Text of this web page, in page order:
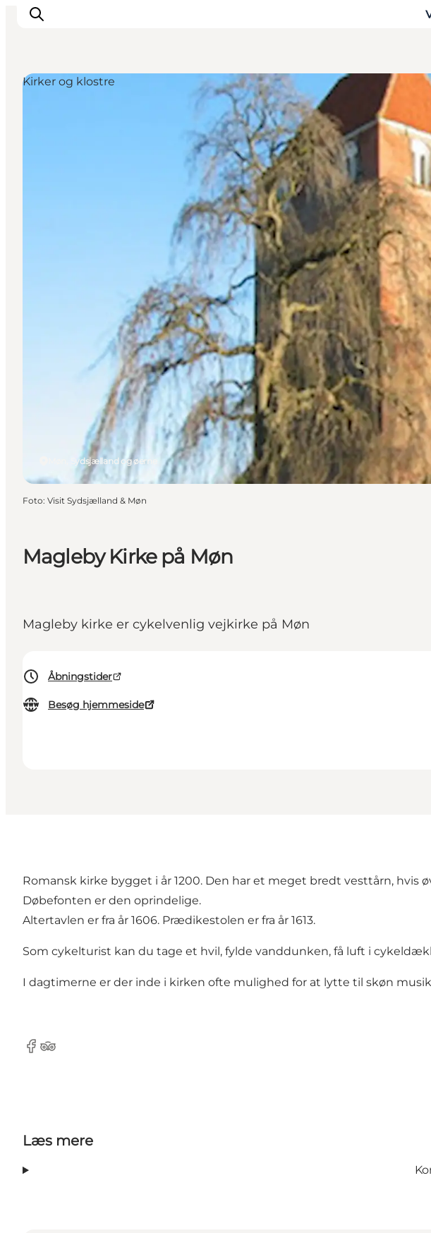
Magleby Kirke på Møn
Magleby kirke er cykelvenlig vejkirke på Møn
Åbningstider
Besøg hjemmeside
Møn, Sydsjælland og øerne
Kirker og klostre
Foto: Visit Sydsjælland & Møn
Romansk kirke bygget i år 1200. Den har et meget bredt vesttårn,
Døbefonten er den oprindelige.
Altertavlen er fra år 1606. Prædikestolen er fra år 1613.
Som cykelturist kan du tage et hvil, fylde vanddunken, få luft i
I dagtimerne er der inde i kirken ofte mulighed for at lytte til skøn musik
Facebook
TripAdvisor
Læs mere